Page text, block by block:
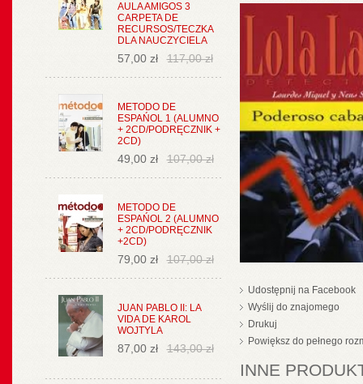
AULA AMIGOS 3
CARPETA DE
RECURSOS/TECZKA
DLA NAUCZYCIELA
57,00 zł 117,00 zł
METODO DE
ESPAŃOL 1 (ALUMNO
+ 2CD/PODRĘCZNIK +
2CD)
49,00 zł 107,00 zł
METODO DE
ESPAŃOL 2 (ALUMNO
+ 2CD/PODRĘCZNIK
+2CD)
79,00 zł 107,00 zł
JUAN PABLO II: LA
VIDA DE KAROL
WOJTYLA
87,00 zł 143,00 zł
Udostępnij na Facebook
Wyślij do znajomego
Drukuj
Powiększ do pełnego
INNE